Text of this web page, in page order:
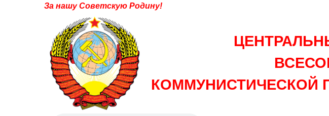
За нашу Советскую Родину!
КОММУНИСТИЧЕСКОЙ